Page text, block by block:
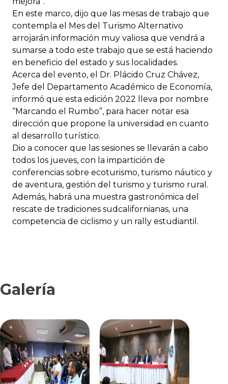
En este marco, dijo que las mesas de trabajo que
contempla el Mes del Turismo Alternativo
arrojarán información muy valiosa que vendrá a
sumarse a todo este trabajo que se está haciendo
en beneficio del estado y sus localidades.
Acerca del evento, el Dr. Plácido Cruz Chávez,
Jefe del Departamento Académico de Economía,
informó que esta edición 2022 lleva por nombre
“Marcando el Rumbo”, para hacer notar esa
dirección que propone la universidad en cuanto
al desarrollo turístico.
Dio a conocer que las sesiones se llevarán a cabo
todos los jueves, con la impartición de
conferencias sobre ecoturismo, turismo náutico y
de aventura, gestión del turismo y turismo rural.
Además, habrá una muestra gastronómica del
rescate de tradiciones sudcalifornianas, una
competencia de ciclismo y un rally estudiantil.
Galería